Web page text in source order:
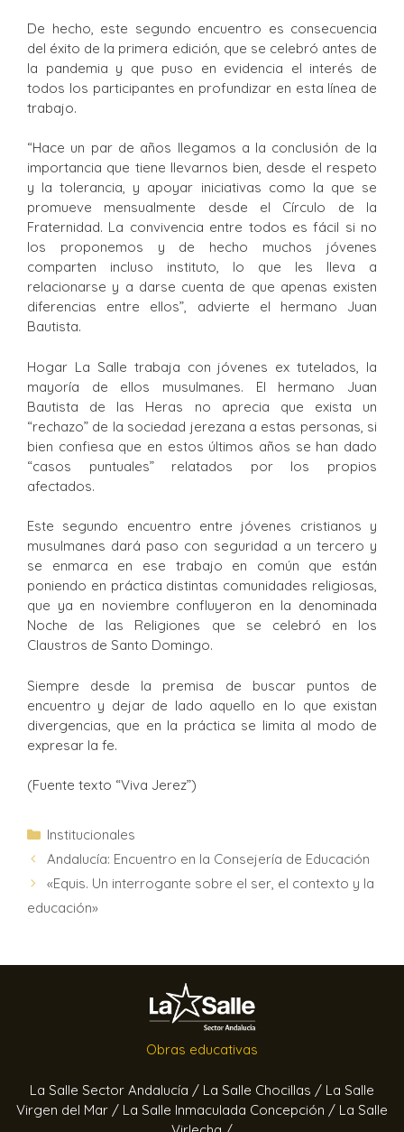
De hecho, este segundo encuentro es consecuencia
del éxito de la primera edición, que se celebró antes de
la pandemia y que puso en evidencia el interés de
todos los participantes en profundizar en esta línea de
trabajo.
“Hace un par de años llegamos a la conclusión de la
importancia que tiene llevarnos bien, desde el respeto
y la tolerancia, y apoyar iniciativas como la que se
promueve mensualmente desde el Círculo de la
Fraternidad. La convivencia entre todos es fácil si no
los proponemos y de hecho muchos jóvenes
comparten incluso instituto, lo que les lleva a
relacionarse y a darse cuenta de que apenas existen
diferencias entre ellos”, advierte el hermano Juan
Bautista.
Hogar La Salle trabaja con jóvenes ex tutelados, la
mayoría de ellos musulmanes. El hermano Juan
Bautista de las Heras no aprecia que exista un
“rechazo” de la sociedad jerezana a estas personas, si
bien confiesa que en estos últimos años se han dado
“casos puntuales” relatados por los propios
afectados.
Este segundo encuentro entre jóvenes cristianos y
musulmanes dará paso con seguridad a un tercero y
se enmarca en ese trabajo en común que están
poniendo en práctica distintas comunidades religiosas,
que ya en noviembre confluyeron en la denominada
Noche de las Religiones que se celebró en los
Claustros de Santo Domingo.
Siempre desde la premisa de buscar puntos de
encuentro y dejar de lado aquello en lo que existan
divergencias, que en la práctica se limita al modo de
expresar la fe.
(Fuente texto “Viva Jerez”)
Institucionales
Andalucía: Encuentro en la Consejería de Educación
«Equis. Un interrogante sobre el ser, el contexto y la
educación»
Obras educativas
La Salle Sector Andalucía / La Salle Chocillas / La Salle
Virgen del Mar / La Salle Inmaculada Concepción / La Salle